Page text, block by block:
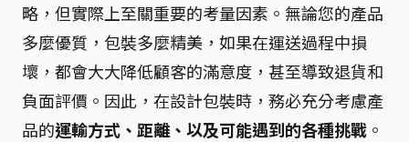
略，但實際上至關重要的考量因素。無論您的產品
多麼優質，包裝多麼精美，如果在運送過程中損
壞，都會大大降低顧客的滿意度，甚至導致退貨和
負面評價。因此，在設計包裝時，務必充分考慮產
品的運輸方式、距離、以及可能遇到的各種挑戰 。